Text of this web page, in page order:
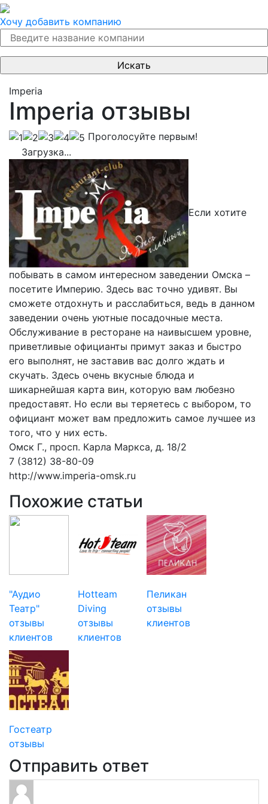
Хочу добавить компанию
Imperia
Imperia отзывы
Проголосуйте первым!
Загрузка...
Если хотите
побывать в самом интересном заведении Омска –
посетите Империю. Здесь вас точно удивят. Вы
сможете отдохнуть и расслабиться, ведь в данном
заведении очень уютные посадочные места.
Обслуживание в ресторане на наивысшем уровне,
приветливые официанты примут заказ и быстро
его выполнят, не заставив вас долго ждать и
скучать. Здесь очень вкусные блюда и
шикарнейшая карта вин, которую вам любезно
предоставят. Но если вы теряетесь с выбором, то
официант может вам предложить самое лучшее из
того, что у них есть.
Омск Г., просп. Карла Маркса, д. 18/2
7 (3812) 38-80-09
http://www.imperia-omsk.ru
Похожие статьи
"Аудио
Театр"
отзывы
клиентов
Hotteam
Diving
отзывы
клиентов
Пеликан
отзывы
клиентов
Гостеатр
отзывы
Отправить ответ